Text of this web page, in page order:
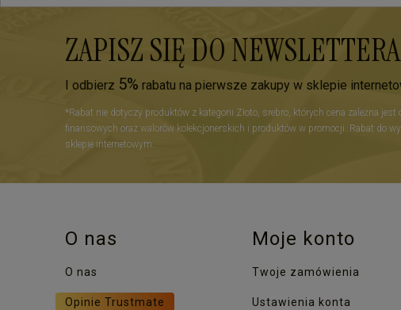
ZAPISZ SIĘ DO NEWSLETTERA
I odbierz 5% rabatu na pierwsze zakupy w sklepie
*Rabat nie dotyczy produktów z kategorii Złoto, srebro, których cena zależna jest
finansowych oraz walorów kolekcjonerskich i produktów w promocji. Rabat do
sklepie internetowym.
O nas
O nas
Opinie Trustmate
Moje konto
Twoje zamówienia
Ustawienia konta